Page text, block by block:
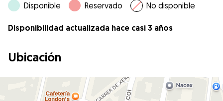
Disponible Reservado No disponible
Disponibilidad actualizada hace casi 3 años
Ubicación